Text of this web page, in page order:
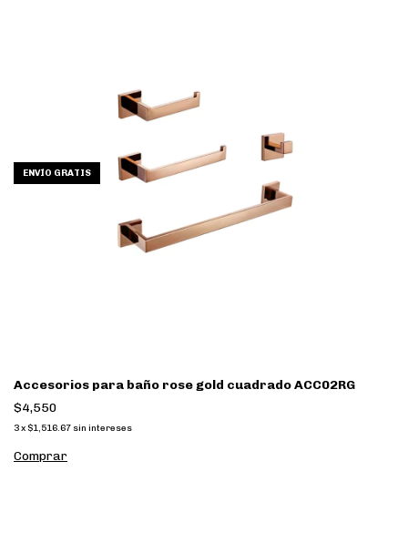
ENVÍO GRATIS
Accesorios para baño rose gold cuadrado ACC02RG
$4,550
3x $1,516.67 sin intereses